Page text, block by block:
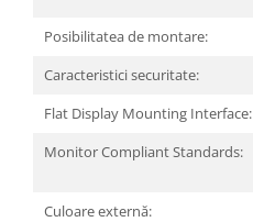
Posibilitatea de montare:
Caracteristici securitate:
Flat Display Mounting Interface:
Monitor Compliant Standards:
Culoare externă: